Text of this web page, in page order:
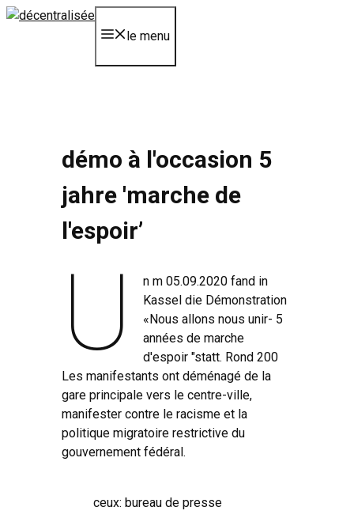
Aller
le menu
démo à l'occasion 5
jahre 'marche de
l'espoir’
U
n m 05.09.2020 fand in
Kassel die Démonstration
«Nous allons nous unir- 5
années de marche
d'espoir "statt. Rond 200
Les manifestants ont déménagé de la
gare principale vers le centre-ville,
manifester contre le racisme et la
politique migratoire restrictive du
gouvernement fédéral.
ceux: bureau de presse